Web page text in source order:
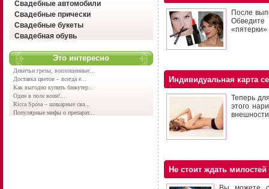
Свадебные автомобили
Свадебные прически
Свадебные букеты
Свадебная обувь
Это интересно
Девичьи грезы, воплощенные...
Доставка цветов – всегда е...
Как выгодно купить бижутер...
Один в поле воин!...
Ricca Sposa – шикарные сва...
Популярные мифы о препарат...
После
Обведите
«пятерки»
Индивидуальная карта
Теперь
этого
Не стоит ждать